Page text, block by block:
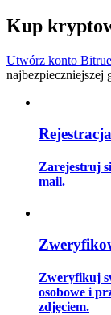
Analiza Big
Przewodnik
Kup
Utwórz konto Bitrue
najbezpieczniejszej
Rejestracja
Zarejestruj
mail.
Zweryfikuj
osobowe i
zdjęciem.